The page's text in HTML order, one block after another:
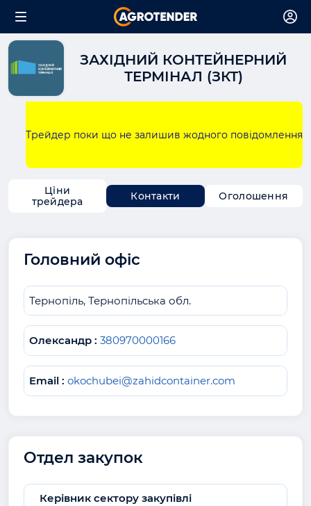
ЗАХІДНИЙ КОНТЕЙНЕРНИЙ
ТЕРМІНАЛ (ЗКТ)
Трейдер поки що не залишив жодного повідомлення
Ціни
трейдера
Контакти Оголошення
Головний офіс
Тернопіль, Тернопільська обл.
Олександр : 380970000166
Email : okochubei@zahidcontainer.com
Отдел закупок
Керівник сектору закупівлі